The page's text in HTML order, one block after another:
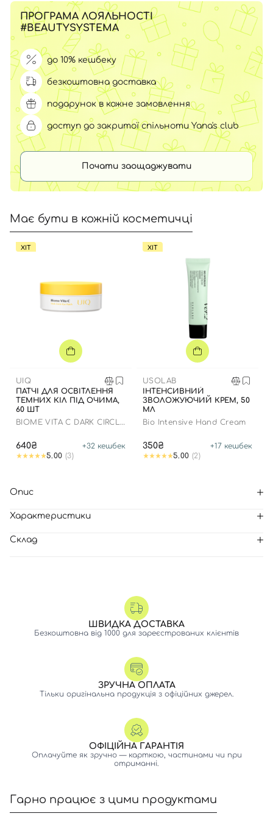
ПРОГРАМА ЛОЯЛЬНОСТІ
#BEAUTYSYSTEMA
до 10% кешбеку
безкоштовна доставка
подарунок в кожне замовлення
доступ до закритої спільноти Yana's club
Почати заощаджувати
Має бути в кожній косметичці
ХІТ
UIQ
ПАТЧІ ДЛЯ ОСВІТЛЕННЯ
ТЕМНИХ КІЛ ПІД ОЧИМА,
60 ШТ
BIOME VITA C DARK CIRCLE
640₴ +32 кешбек
5.00 (3)
ХІТ
USOLAB
ІНТЕНСИВНИЙ
ЗВОЛОЖУЮЧИЙ КРЕМ, 50
МЛ
Bio Intensive Hand Cream
350₴ +17 кешбек
5.00 (2)
Опис
Характеристики
Склад
ШВИДКА ДОСТАВКА
Безкоштовна від 1000 для зареєстрованих клієнтів
ЗРУЧНА ОПЛАТА
Тільки оригінальна продукція з офіційних джерел.
ОФІЦІЙНА ГАРАНТІЯ
Оплачуйте як зручно — карткою, частинами чи при
отриманні.
Гарно працює з цими продуктами